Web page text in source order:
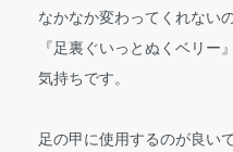
なかなか変わってくれない
『足裏ぐいっとぬくベリ
気持ちです。
足の甲に使用するのが良いで